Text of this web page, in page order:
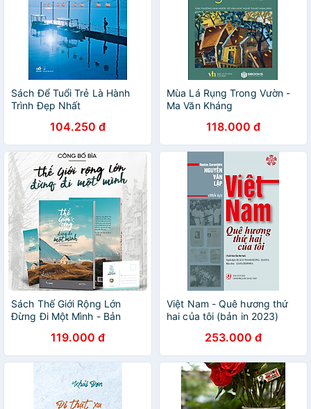
Sách Để Tuổi Trẻ Là Hành
Trình Đẹp Nhất
104.250 đ
Mùa Lá Rụng Trong Vườn -
Ma Văn Kháng
118.000 đ
Sách Thế Giới Rộng Lớn
Đừng Đi Một Mình - Bản
119.000 đ
Việt Nam - Quê hương thứ
hai của tôi (bản in 2023)
253.000 đ